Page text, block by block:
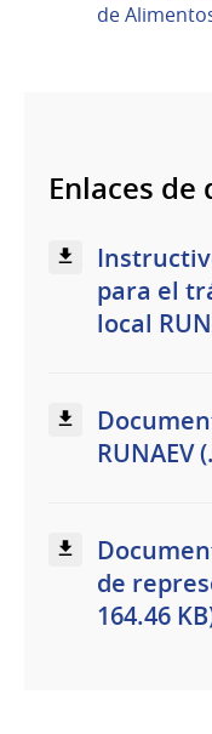
de
Enlaces de
para el
local
RUNAEV
de
164.46